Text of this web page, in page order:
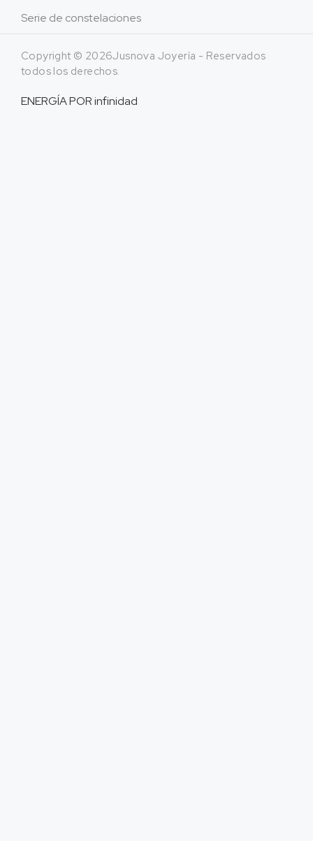
Serie de constelaciones
Copyright © 2026Jusnova Joyería - Reservados
todos los derechos.
ENERGÍA PORinfinidad